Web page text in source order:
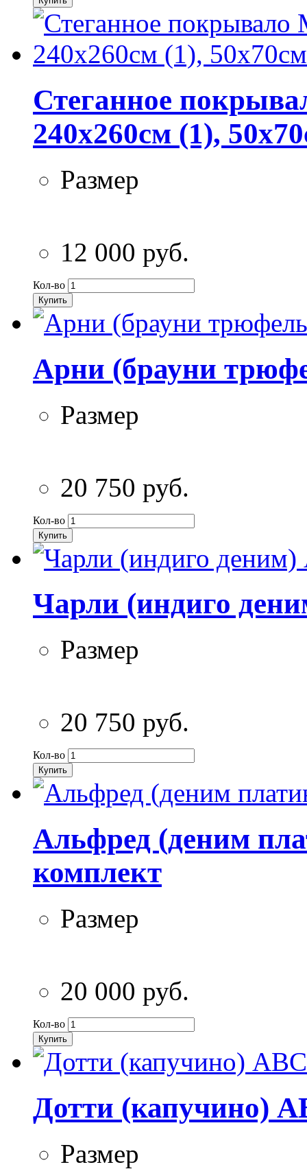
Стеганное
240х260см (1),
Размер
12 000 руб.
Кол-во
Купить
Арни (брауни
Размер
20 750 руб.
Кол-во
Купить
Чарли (индиго
Размер
20 750 руб.
Кол-во
Купить
Альфред (деним
комплект
Размер
20 000 руб.
Кол-во
Купить
Дотти (капучино)
Размер